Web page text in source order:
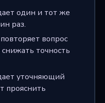
один и тот же
раз.
вопрос
точность
уточняющий
прояснить